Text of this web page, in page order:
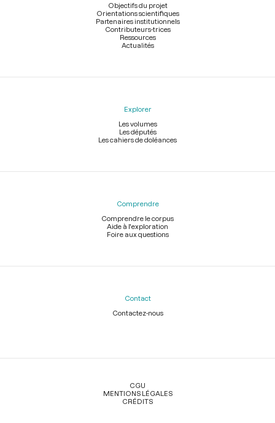
Objectifs du projet
Orientations scientifiques
Partenaires institutionnels
Contributeurs-trices
Ressources
Actualités
Explorer
Les volumes
Les députés
Les cahiers de doléances
Comprendre
Comprendre le corpus
Aide à l'exploration
Foire aux questions
Contact
Contactez-nous
Légal
CGU
MENTIONS LÉGALES
CRÉDITS